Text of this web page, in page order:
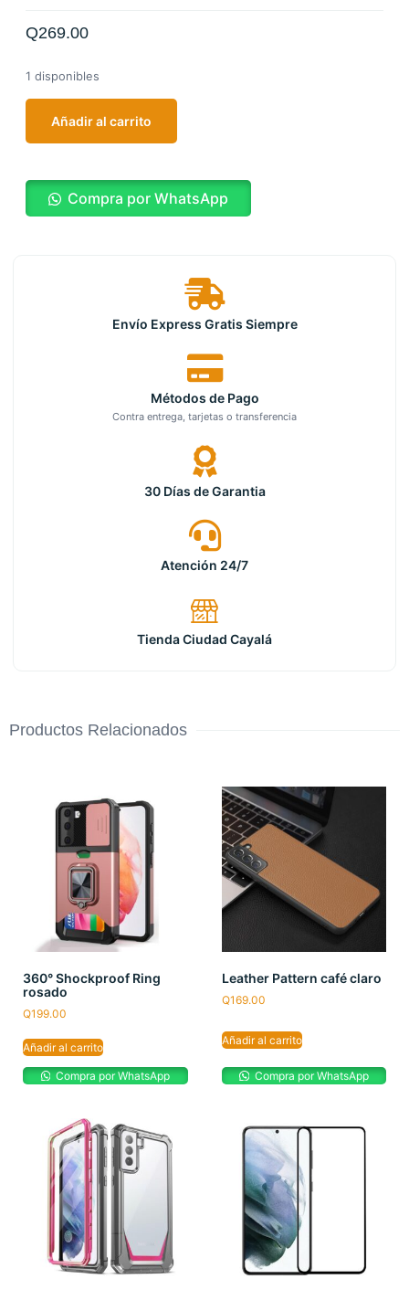
Q269.00
1 disponibles
Añadir al carrito
Compra por WhatsApp
Envío Express Gratis Siempre
Métodos de Pago
Contra entrega, tarjetas o transferencia
30 Días de Garantia
Atención 24/7
Tienda Ciudad Cayalá
Productos Relacionados
360° Shockproof Ring
rosado
Q199.00
Añadir al carrito
Compra por WhatsApp
Leather Pattern café claro
Q169.00
Añadir al carrito
Compra por WhatsApp